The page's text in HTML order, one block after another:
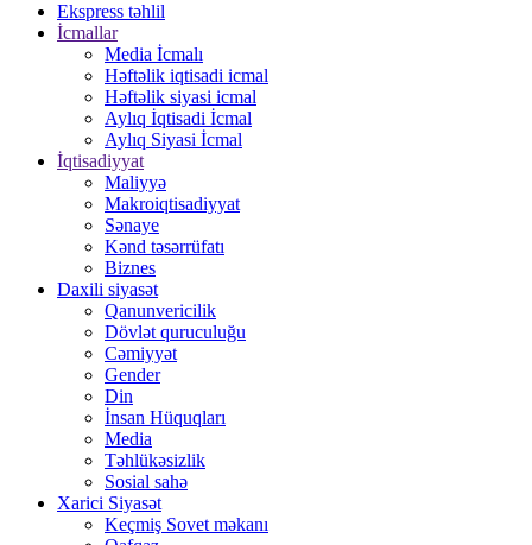
Ekspress təhlil
İcmallar
Media İcmalı
Həftəlik iqtisadi icmal
Həftəlik siyasi icmal
Aylıq İqtisadi İcmal
Aylıq Siyasi İcmal
İqtisadiyyat
Maliyyə
Makroiqtisadiyyat
Sənaye
Kənd təsərrüfatı
Biznes
Daxili siyasət
Qanunvericilik
Dövlət quruculuğu
Cəmiyyət
Gender
Din
İnsan Hüquqları
Media
Təhlükəsizlik
Sosial sahə
Xarici Siyasət
Keçmiş Sovet məkanı